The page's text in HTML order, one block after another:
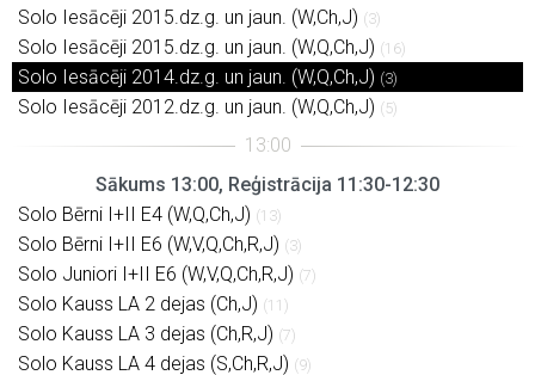
Solo Iesācēji 2015.dz.g. un jaun. (W,Ch,J) (3)
Solo Iesācēji 2015.dz.g. un jaun. (W,Q,Ch,J) (16)
Solo Iesācēji 2014.dz.g. un jaun. (W,Q,Ch,J) (3)
Solo Iesācēji 2012.dz.g. un jaun. (W,Q,Ch,J) (5)
Sākums 13:00, Reģistrācija 11:30-12:30
Solo Bērni I+II E4 (W,Q,Ch,J) (13)
Solo Bērni I+II E6 (W,V,Q,Ch,R,J) (3)
Solo Juniori I+II E6 (W,V,Q,Ch,R,J) (7)
Solo Kauss LA 2 dejas (Ch,J) (11)
Solo Kauss LA 3 dejas (Ch,R,J) (7)
Solo Kauss LA 4 dejas (S,Ch,R,J) (9)